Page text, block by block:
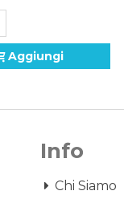
Aggiungi
Info
Chi Siamo